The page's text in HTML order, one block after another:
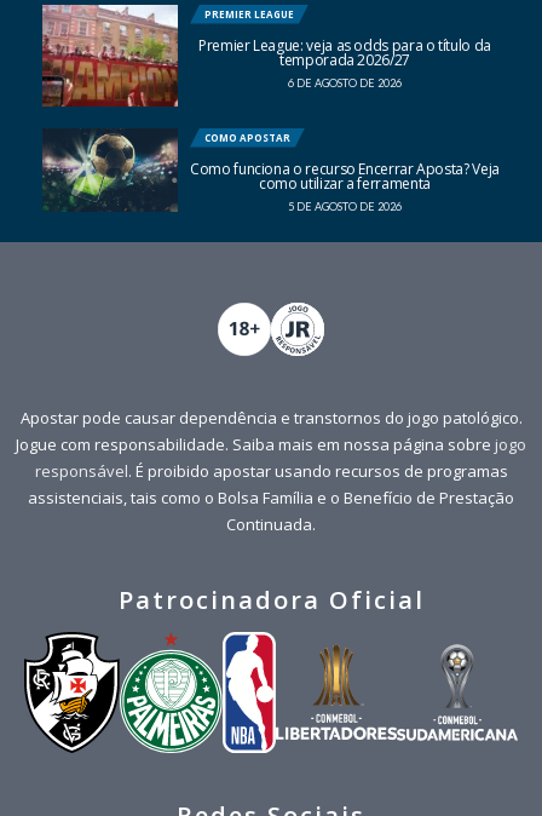
PREMIER LEAGUE
Premier League: veja as odds para o título da
temporada 2026/27
6 DE AGOSTO DE 2026
COMO APOSTAR
Como funciona o recurso Encerrar Aposta? Veja
como utilizar a ferramenta
5 DE AGOSTO DE 2026
Apostar pode causar dependência e transtornos do jogo patológico.
Jogue com responsabilidade. Saiba mais em nossa página sobre jogo
responsável. É proibido apostar usando recursos de programas
assistenciais, tais como o Bolsa Família e o Benefício de Prestação
Continuada.
Patrocinadora Oficial